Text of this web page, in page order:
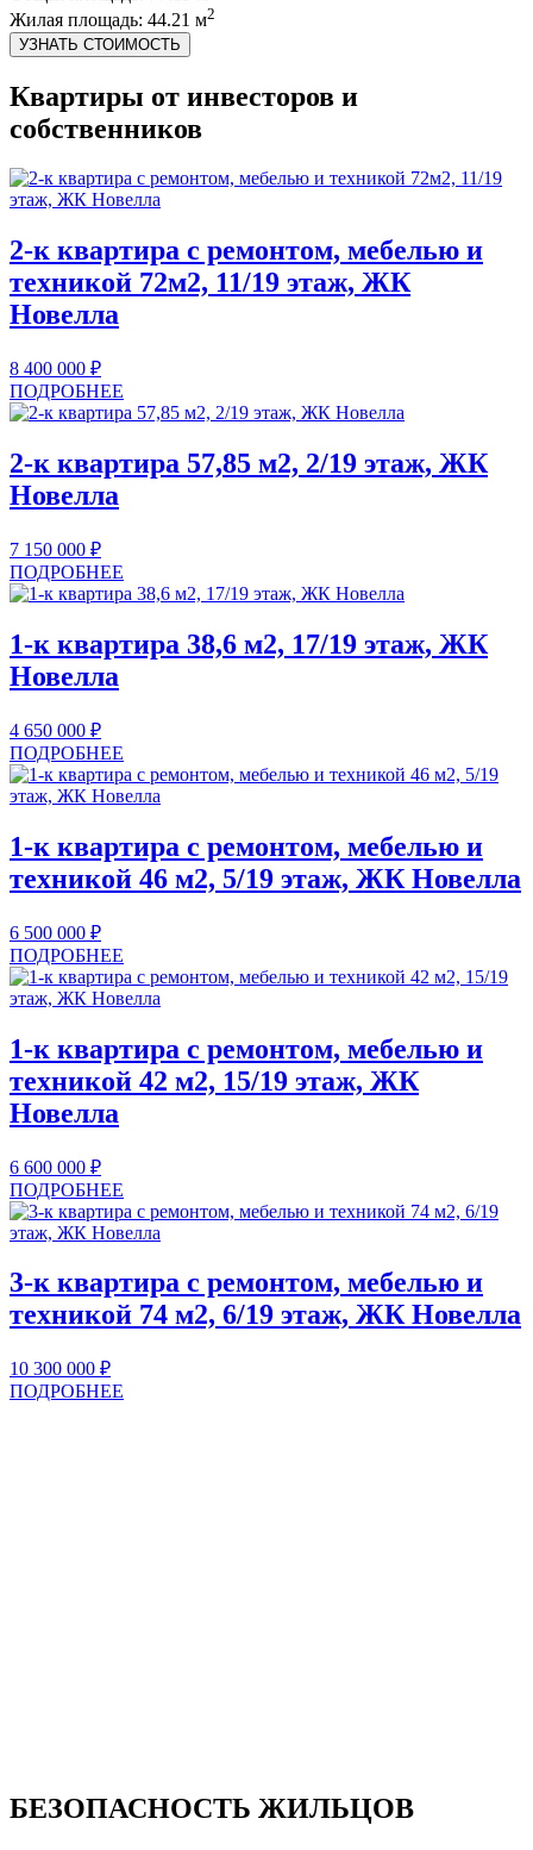
Жилая площадь: 44.21 м2
УЗНАТЬ СТОИМОСТЬ
Квартиры от инвесторов и
собственников
2-к квартира с ремонтом, мебелью и
техникой 72м2, 11/19 этаж, ЖК
Новелла
8 400 000 ₽
ПОДРОБНЕЕ
2-к квартира 57,85 м2, 2/19 этаж, ЖК
Новелла
7 150 000 ₽
ПОДРОБНЕЕ
1-к квартира 38,6 м2, 17/19 этаж, ЖК
Новелла
4 650 000 ₽
ПОДРОБНЕЕ
1-к квартира с ремонтом, мебелью и
техникой 46 м2, 5/19 этаж, ЖК Новелла
6 500 000 ₽
ПОДРОБНЕЕ
1-к квартира с ремонтом, мебелью и
техникой 42 м2, 15/19 этаж, ЖК
Новелла
6 600 000 ₽
ПОДРОБНЕЕ
3-к квартира с ремонтом, мебелью и
техникой 74 м2, 6/19 этаж, ЖК Новелла
10 300 000 ₽
ПОДРОБНЕЕ
БЕЗОПАСНОСТЬ ЖИЛЬЦОВ